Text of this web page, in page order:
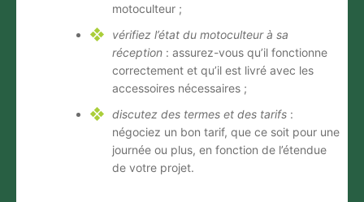
motoculteur ;
vérifiez l’état du motoculteur à sa
réception : assurez-vous qu’il fonctionne
correctement et qu’il est livré avec les
accessoires nécessaires ;
discutez des termes et des tarifs :
négociez un bon tarif, que ce soit pour une
journée ou plus, en fonction de l’étendue
de votre projet.